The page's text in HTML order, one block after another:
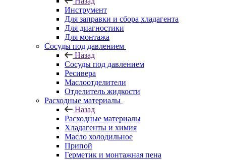
Инструмент
Для заправки и сбора хладагента
Для диагностики
Для монтажа
Сосуды под давлением
Назад
Сосуды под давлением
Ресивера
Маслоотделители
Отделитель жидкости
Расходные материалы
Назад
Расходные материалы
Хладагенты и химия
Масло холодильное
Припой
Герметик и монтажная пена